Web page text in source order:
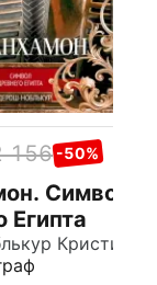
156 -50%
Символ
Египта